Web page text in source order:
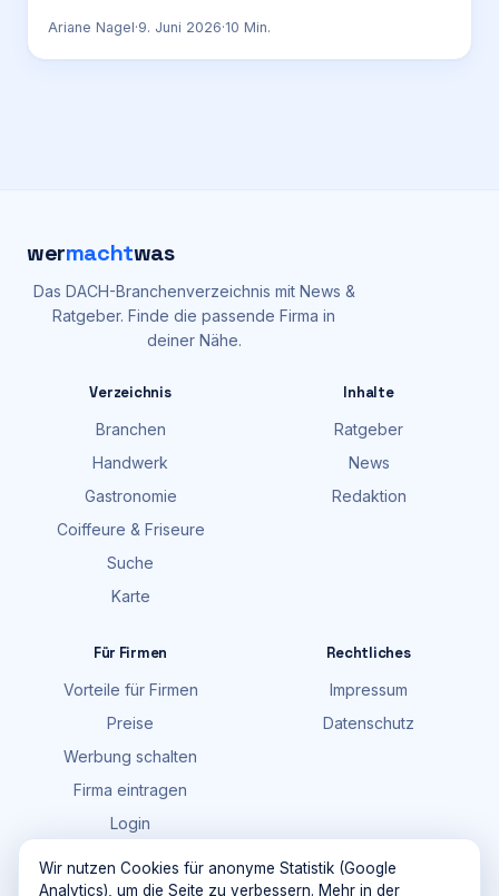
Ariane Nagel·9. Juni 2026·10 Min.
wermachtwas
Das DACH-Branchenverzeichnis mit News &
Ratgeber. Finde die passende Firma in
deiner Nähe.
Verzeichnis
Branchen
Handwerk
Gastronomie
Coiffeure & Friseure
Suche
Karte
Inhalte
Ratgeber
News
Redaktion
Für Firmen
Vorteile für Firmen
Preise
Werbung schalten
Firma eintragen
Login
Rechtliches
Impressum
Datenschutz
Wir nutzen Cookies für anonyme Statistik (Google
Analytics), um die Seite zu verbessern. Mehr in der